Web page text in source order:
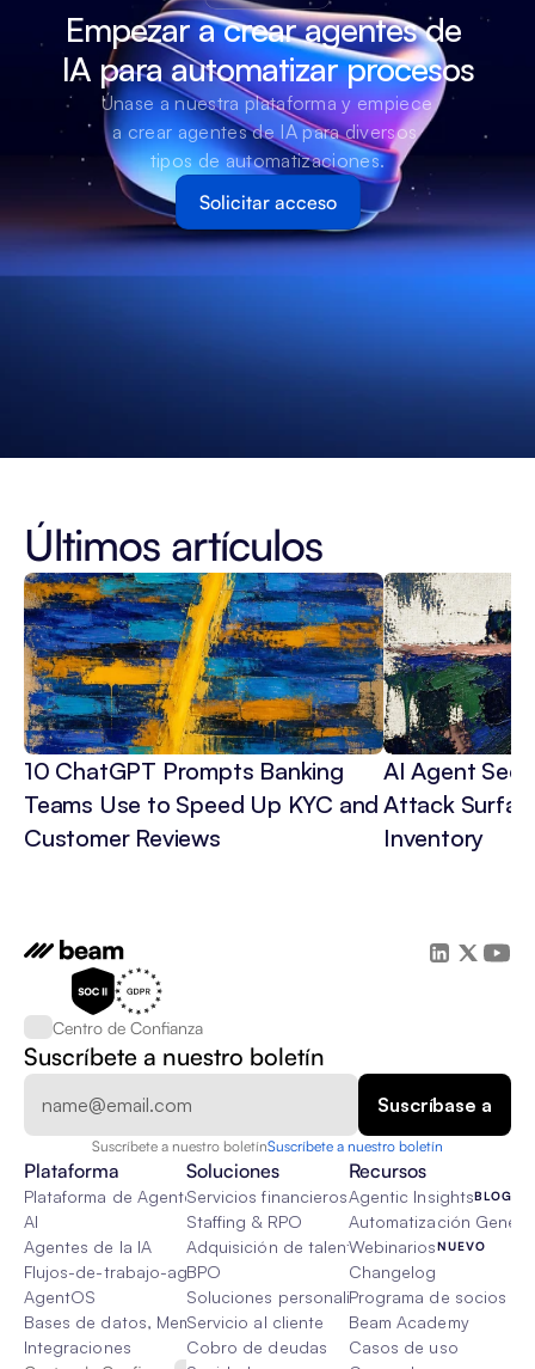
Empezar a crear agentes de
IA para automatizar procesos
Únase a nuestra plataforma y empiece
a crear agentes de IA para diversos
tipos de automatizaciones.
Solicitar acceso
Últimos artículos
10 ChatGPT Prompts Banking
Teams Use to Speed Up KYC and
Customer Reviews
AI Agent
Attack
Inventory
Centro de Confianza
Suscríbete a nuestro boletín
Suscríbete a nuestro boletínSuscríbete a nuestro boletín
Plataforma
Plataforma de Agente de IA
AI
Agentes de la IA
Flujos-de-trabajo-agenticos
AgentOS
Bases de datos, Memoria & Trapo
Integraciones
Soluciones
Servicios financieros
Staffing & RPO
Adquisición de talento
BPO
Soluciones personalizadas de IA
Servicio al cliente
Cobro de deudas
Recursos
Agentic InsightsBLOG
Automatización
WebinariosNUEVO
Changelog
Programa de socios
Beam Academy
Casos de uso